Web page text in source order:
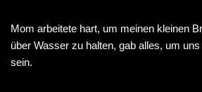
Mom arbeitete hart, um meinen kleinen
über Wasser zu halten, gab alles, um
sein.